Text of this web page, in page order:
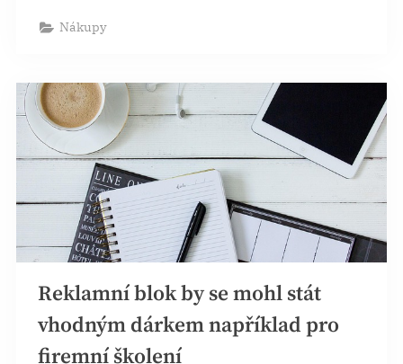
Nákupy
Reklamní blok by se mohl stát
vhodným dárkem například pro
firemní školení